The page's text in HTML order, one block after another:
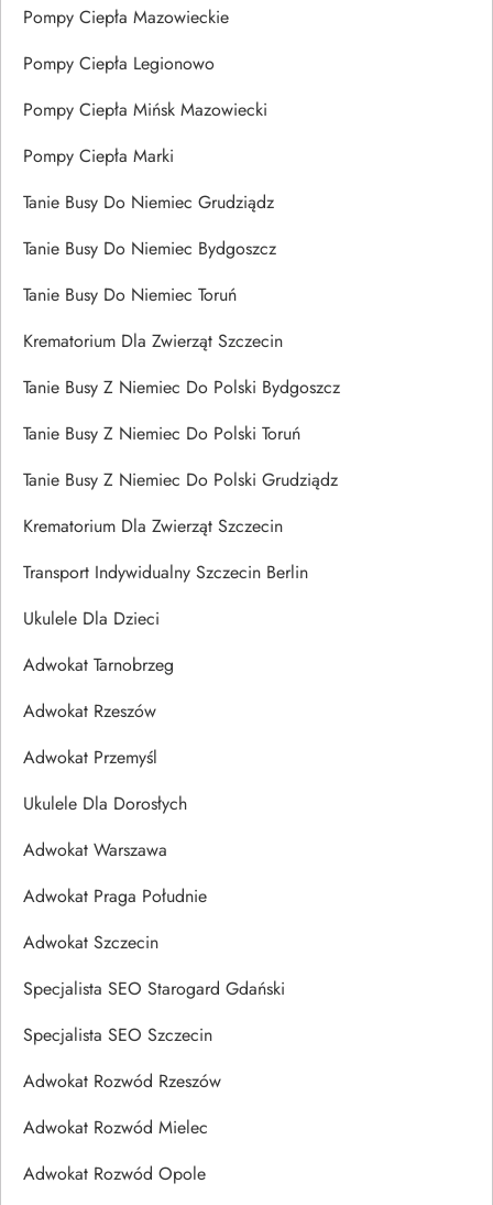
Pompy Ciepła Mazowieckie
Pompy Ciepła Legionowo
Pompy Ciepła Mińsk Mazowiecki
Pompy Ciepła Marki
Tanie Busy Do Niemiec Grudziądz
Tanie Busy Do Niemiec Bydgoszcz
Tanie Busy Do Niemiec Toruń
Krematorium Dla Zwierząt Szczecin
Tanie Busy Z Niemiec Do Polski Bydgoszcz
Tanie Busy Z Niemiec Do Polski Toruń
Tanie Busy Z Niemiec Do Polski Grudziądz
Krematorium Dla Zwierząt Szczecin
Transport Indywidualny Szczecin Berlin
Ukulele Dla Dzieci
Adwokat Tarnobrzeg
Adwokat Rzeszów
Adwokat Przemyśl
Ukulele Dla Dorosłych
Adwokat Warszawa
Adwokat Praga Południe
Adwokat Szczecin
Specjalista SEO Starogard Gdański
Specjalista SEO Szczecin
Adwokat Rozwód Rzeszów
Adwokat Rozwód Mielec
Adwokat Rozwód Opole